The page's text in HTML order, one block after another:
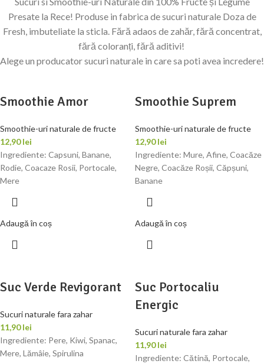
Presate la Rece! Produse in fabrica de sucuri naturale Doza de
Fresh, imbuteliate la sticla. Fără adaos de zahăr, fără concentrat,
fără coloranți, fără aditivi!
Alege un producator sucuri naturale in care sa poti avea incredere!
Smoothie Amor
Smoothie-uri naturale de fructe
12,90lei
Ingrediente: Capsuni, Banane,
Rodie, Coacaze Rosii, Portocale,
Mere
Adaugă în coș
Smoothie Suprem
Smoothie-uri naturale de fructe
12,90lei
Ingrediente: Mure, Afine, Coacăze
Negre, Coacăze Roșii, Căpșuni,
Banane
Adaugă în coș
Suc Verde Revigorant
Sucuri naturale fara zahar
11,90lei
Ingrediente: Pere, Kiwi, Spanac,
Mere, Lămâie, Spirulina
Suc Portocaliu
Energic
Sucuri naturale fara zahar
11,90lei
Ingrediente: Cătină, Portocale,